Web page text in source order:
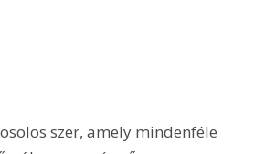
szer, amely mindenféle